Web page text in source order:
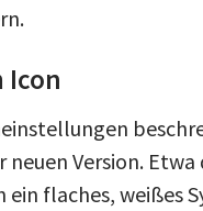
Icon
neuen Version.
ein flaches, weißes